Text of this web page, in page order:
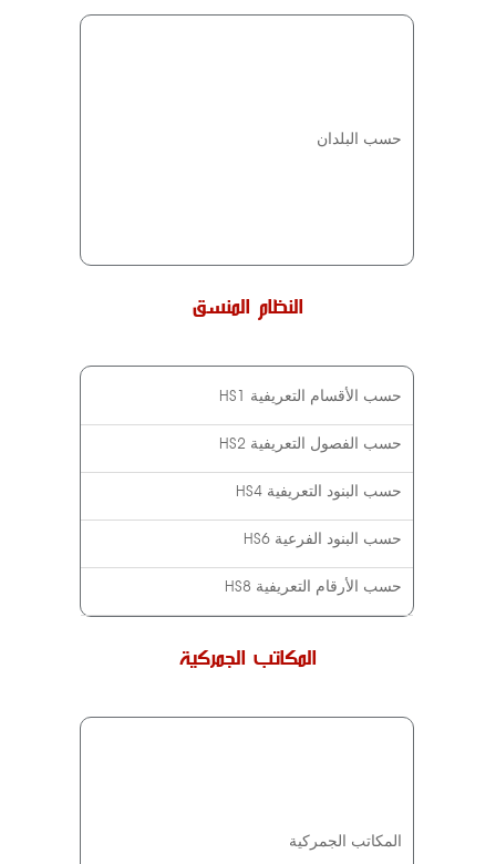
حسب البلدان
النظام المنسق
HS1 حسب الأقسام التعريفية
HS2 حسب الفصول التعريفية
HS4 حسب البنود التعريفية
HS6 حسب البنود الفرعية
HS8 حسب الأرقام التعريفية
المكاتب الجمركية
المكاتب الجمركية